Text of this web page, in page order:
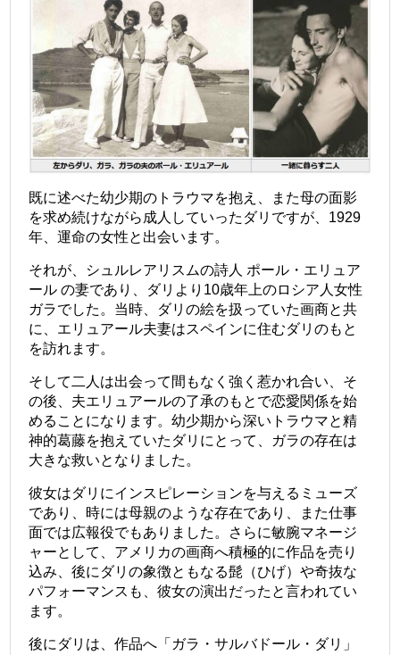
既に述べた幼少期のトラウマを抱え、また母の面影
を求め続けながら成人していったダリですが、1929
年、運命の女性と出会います。
それが、シュルレアリスムの詩人 ポール・エリュア
ール の妻であり、ダリより10歳年上のロシア人女性
ガラでした。当時、ダリの絵を扱っていた画商と共
に、エリュアール夫妻はスペインに住むダリのもと
を訪れます。
そして二人は出会って間もなく強く惹かれ合い、そ
の後、夫エリュアールの了承のもとで恋愛関係を始
めることになります。幼少期から深いトラウマと精
神的葛藤を抱えていたダリにとって、ガラの存在は
大きな救いとなりました。
彼女はダリにインスピレーションを与えるミューズ
であり、時には母親のような存在であり、また仕事
面では広報役でもありました。さらに敏腕マネージ
ャーとして、アメリカの画商へ積極的に作品を売り
込み、後にダリの象徴ともなる髭（ひげ）や奇抜な
パフォーマンスも、彼女の演出だったと言われてい
ます。
後にダリは、作品へ「ガラ・サルバドール・ダリ」